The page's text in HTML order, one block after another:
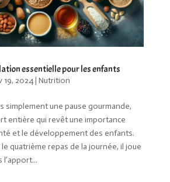
essentielle pour les enfants
19, 2024| Nutrition
simplement une pause gourmande,
entière qui revêt une importance
et le développement des enfants.
quatrième repas de la journée, il joue
l’apport...